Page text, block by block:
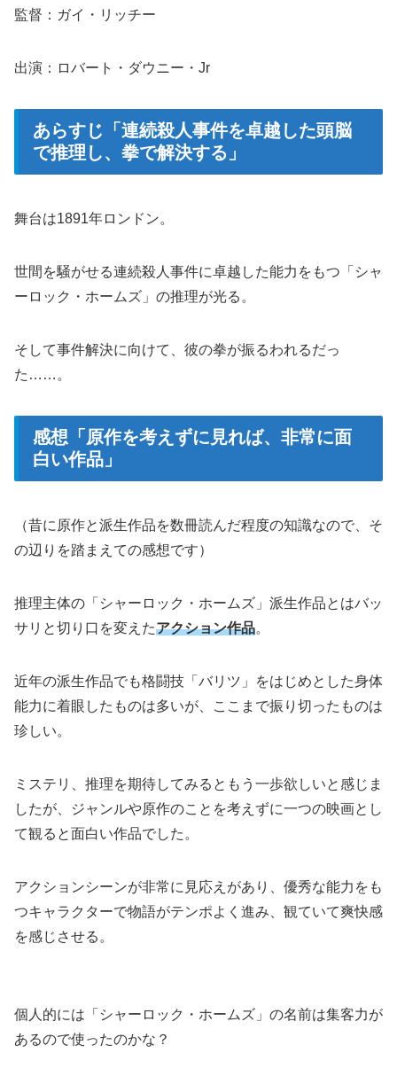
監督：ガイ・リッチー
出演：ロバート・ダウニー・Jr
あらすじ「連続殺人事件を卓越した頭脳
で推理し、拳で解決する」
舞台は1891年ロンドン。
世間を騒がせる連続殺人事件に卓越した能力をもつ「シャ
ーロック・ホームズ」の推理が光る。
そして事件解決に向けて、彼の拳が振るわれるだっ
た……。
感想「原作を考えずに見れば、非常に面
白い作品」
（昔に原作と派生作品を数冊読んだ程度の知識なので、そ
の辺りを踏まえての感想です）
推理主体の「シャーロック・ホームズ」派生作品とはバッ
サリと切り口を変えたアクション作品。
近年の派生作品でも格闘技「バリツ」をはじめとした身体
能力に着眼したものは多いが、ここまで振り切ったものは
珍しい。
ミステリ、推理を期待してみるともう一歩欲しいと感じま
したが、ジャンルや原作のことを考えずに一つの映画とし
て観ると面白い作品でした。
アクションシーンが非常に見応えがあり、優秀な能力をも
つキャラクターで物語がテンポよく進み、観ていて爽快感
を感じさせる。
個人的には「シャーロック・ホームズ」の名前は集客力が
あるので使ったのかな？